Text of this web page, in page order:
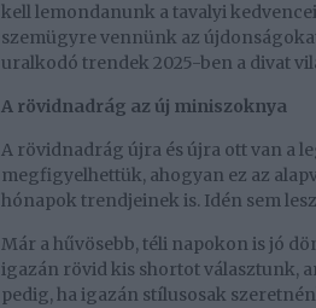
kell lemondanunk a tavalyi
szemügyre vennünk az
uralkodó trendek 2025-ben a divat
A rövidnadrág az új miniszoknya
A rövidnadrág újra és újra ott van a
megfigyelhettük, ahogyan ez az
hónapok trendjeinek is. Idén sem
Már a hűvösebb, téli napokon is jó
igazán rövid kis shortot választunk,
pedig, ha igazán stílusosak